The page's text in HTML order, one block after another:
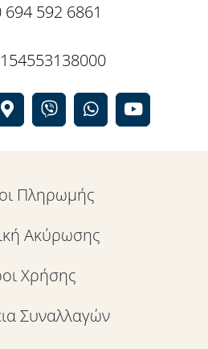
694 592 6861
Πληρωμής
Ακύρωσης
Χρήσης
Συναλλαγών